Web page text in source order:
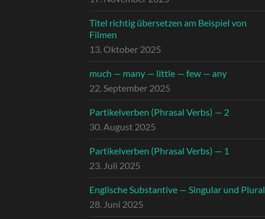
Titel richtig übersetzen am Beispiel von
Filmen
13. Oktober 2025
much — many — little — few — any
22. September 2025
Partikelverben (Phrasal Verbs) — 2
30. August 2025
Partikelverben (Phrasal Verbs) — 1
23. Juli 2025
Englische Substantive — Singular und Plural
28. Juni 2025